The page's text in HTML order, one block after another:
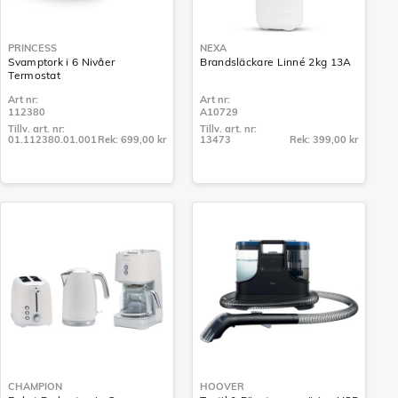
PRINCESS
Svamptork i 6 Nivåer
Termostat
Art nr:
112380
Tillv. art. nr:
01.112380.01.001 Rek: 699,00 kr
NEXA
Brandsläckare Linné 2kg 13A
Art nr:
A10729
Tillv. art. nr:
13473
Rek: 399,00 kr
CHAMPION HOOVER